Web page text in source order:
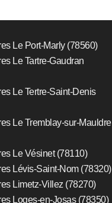
Le Port-Marly (78560)
Le Tartre-Gaudran
Le Tertre-Saint-Denis
Le Tremblay-sur-Mauldre
Le Vésinet (78110)
Lévis-Saint-Nom (78320)
Limetz-Villez (78270)
Loges-en-Josas (78350)